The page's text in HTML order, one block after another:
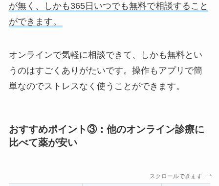
が無く、しかも365日いつでも無料で相談すること
ができます。
オンラインで気軽に相談できて、しかも無料とい
うのはすごくありがたいです。操作もアプリで簡
単なのでストレスなく使うことができます。
おすすめポイント③：他のオンライン診療に
比べて薬が安い
スクロールできます